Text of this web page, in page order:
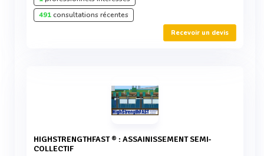
491consultations récentes
Recevoir un devis
HIGHSTRENGTHFAST ® : ASSAINISSEMENT SEMI-
COLLECTIF